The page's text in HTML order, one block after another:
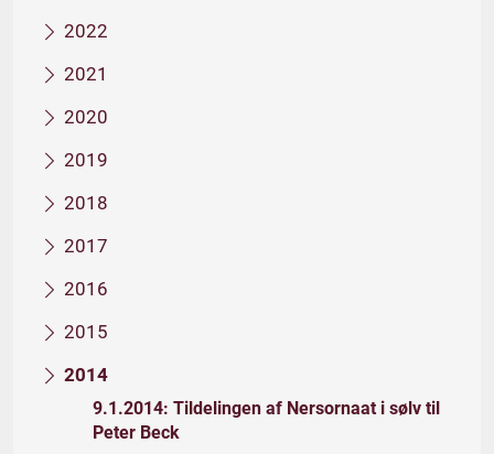
2022
2021
2020
2019
2018
2017
2016
2015
2014
9.1.2014: Tildelingen af Nersornaat i sølv til
Peter Beck